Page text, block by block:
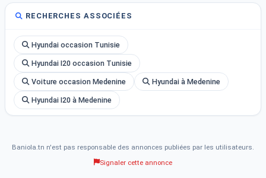
RECHERCHES ASSOCIÉES
Hyundai occasion Tunisie
Hyundai I20 occasion Tunisie
Voiture occasion Medenine Hyundai à Medenine
Hyundai I20 à Medenine
Baniola.tn n'est pas responsable des annonces publiées par les utilisateurs.
Signaler cette annonce